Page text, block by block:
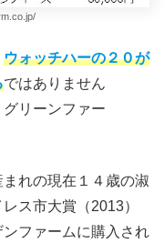
ウォッチハーの２０が
ではありません
リーンファー
れの現在１４歳の淑
ス市大賞（2013）
ファームに購入され